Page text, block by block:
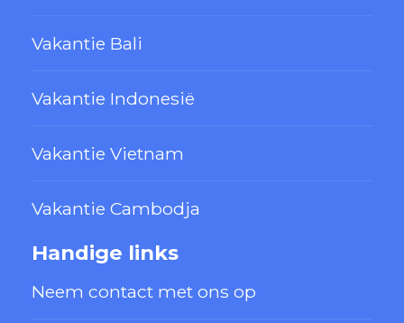
Vakantie Bali
Vakantie Indonesië
Vakantie Vietnam
Vakantie Cambodja
Handige links
Neem contact met ons op